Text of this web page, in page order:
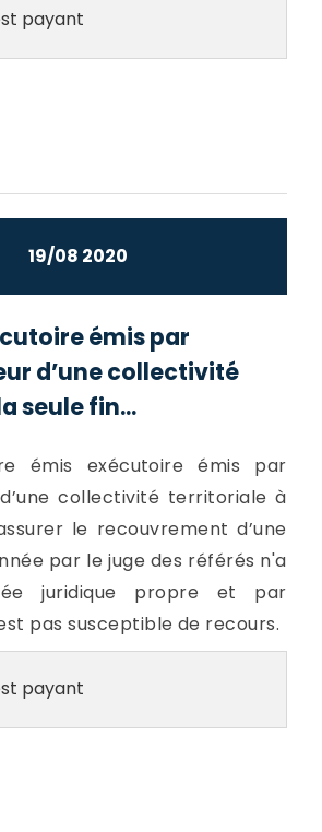
payant
19/08 2020
émis par
d’une collectivité
seule fin...
émis exécutoire émis par
collectivité territoriale à
le recouvrement d’une
par le juge des référés n'a
juridique propre et par
pas susceptible de recours.
payant